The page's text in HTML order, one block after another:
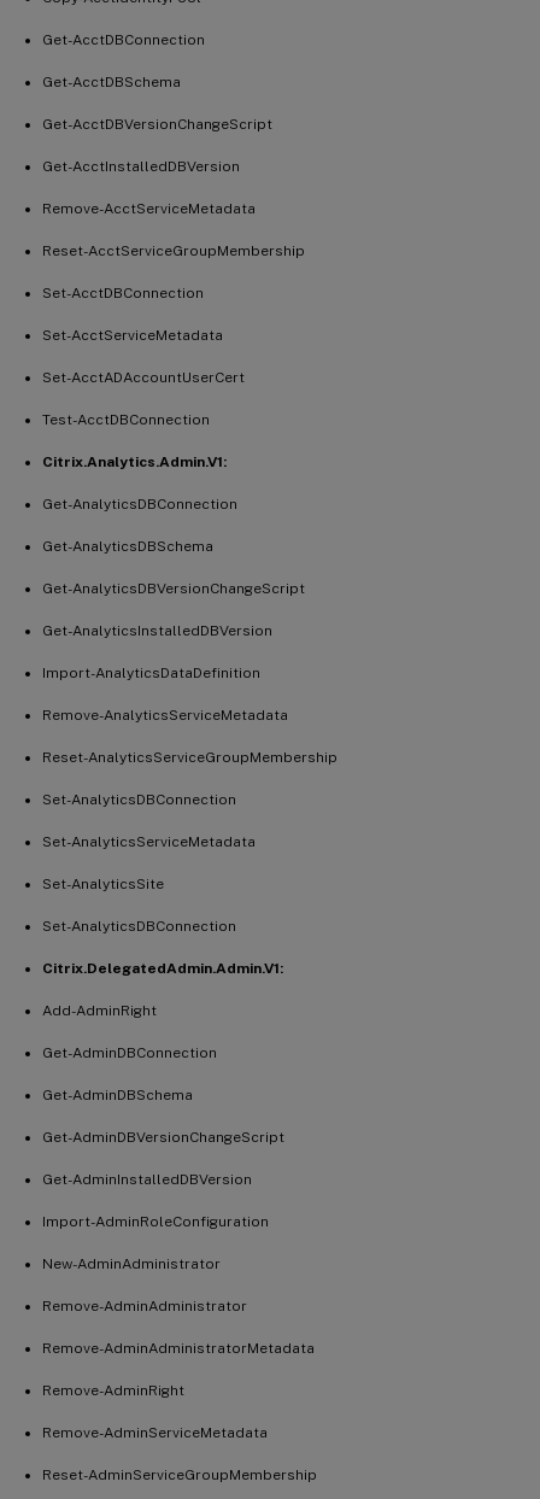
Get-AcctDBConnection
Get-AcctDBSchema
Get-AcctDBVersionChangeScript
Get-AcctInstalledDBVersion
Remove-AcctServiceMetadata
Reset-AcctServiceGroupMembership
Set-AcctDBConnection
Set-AcctServiceMetadata
Set-AcctADAccountUserCert
Test-AcctDBConnection
Citrix.Analytics.Admin.V1:
Get-AnalyticsDBConnection
Get-AnalyticsDBSchema
Get-AnalyticsDBVersionChangeScript
Get-AnalyticsInstalledDBVersion
Import-AnalyticsDataDefinition
Remove-AnalyticsServiceMetadata
Reset-AnalyticsServiceGroupMembership
Set-AnalyticsDBConnection
Set-AnalyticsServiceMetadata
Set-AnalyticsSite
Set-AnalyticsDBConnection
Citrix.DelegatedAdmin.Admin.V1:
Add-AdminRight
Get-AdminDBConnection
Get-AdminDBSchema
Get-AdminDBVersionChangeScript
Get-AdminInstalledDBVersion
Import-AdminRoleConfiguration
New-AdminAdministrator
Remove-AdminAdministrator
Remove-AdminAdministratorMetadata
Remove-AdminRight
Remove-AdminServiceMetadata
Reset-AdminServiceGroupMembership